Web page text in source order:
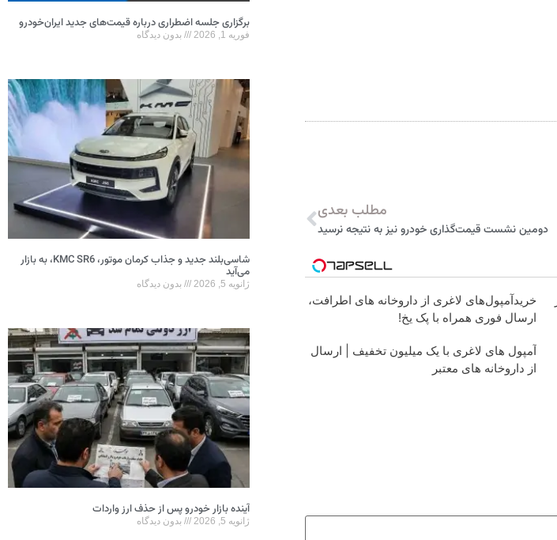
مطلب بعدی
دومین نشست قیمت‌گذاری خودرو نیز به نتیجه نرسید
خریدآمپول‌های لاغری از داروخانه های اطرافت،
ارسال فوری همراه با پک یخ!
آمپول های لاغری با یک میلیون تخفیف | ارسال
از داروخانه های معتبر
برگزاری جلسه اضطراری درباره قیمت‌های جدید ایران‌خودرو
فوریه 1, 2026 بدون دیدگاه
شاسی‌بلند جدید و جذاب کرمان موتور، KMC SR6، به بازار
می‌آید
ژانویه 5, 2026 بدون دیدگاه
آینده بازار خودرو پس از حذف ارز واردات
ژانویه 5, 2026 بدون دیدگاه